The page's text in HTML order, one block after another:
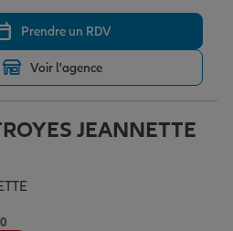
Prendre un RDV
Voir l'agence
JEANNETTE